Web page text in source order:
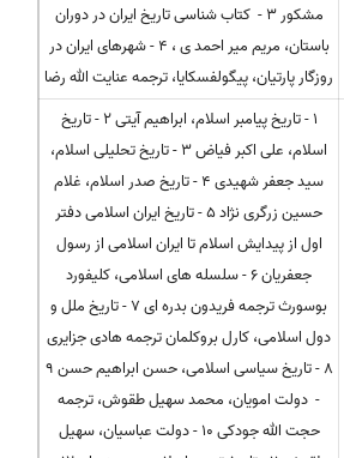
مشكور 3 - كتاب شناسی تاریخ ایران در دوران
باستان، مریم میر احمد ی ، 4 - شهرهای ایران در
روزگار پارتیان، پیگولفسكایا، ترجمه عنایت الله رضا
1 - تاریخ پیامبر اسلام، ابراهیم آیتی 2 - تاریخ
اسلام، علی اكبر فیاض 3 - تاریخ تحلیلی اسلام،
سید جعفر شهیدی 4 - تاریخ صدر اسلام، غلام
حسین زرگری نژاد 5 - تاریخ ایران اسلامی دفتر
اول از پیدایش اسلام تا ایران اسلامی از رسول
جعفریان 6 - سلسله های اسلامی، كلیفورد
بوسورث ترجمه فریدون بدره ای 7 - تاریخ ملل و
دول اسلامی، كارل بروكلمان ترجمه هادی جزایری
8 - تاریخ سیاسی اسلامی، حسن ابراهیم حسن 9
- دولت امویان، محمد سهیل طقوش، ترجمه
حجت الله جودكی 10 - دولت عباسیان، سهیل